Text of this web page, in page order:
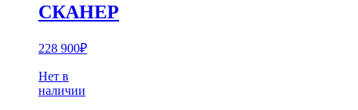
СКАНЕР
228 900₽
Нет в
наличии